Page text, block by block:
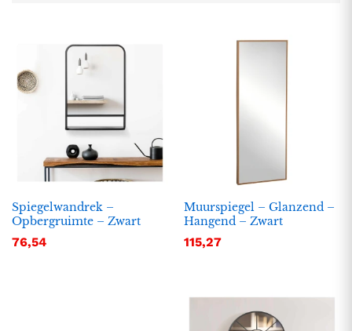
Spiegelwandrek –
Opbergruimte – Zwart
76,54
Muurspiegel – Glanzend –
Hangend – Zwart
115,27